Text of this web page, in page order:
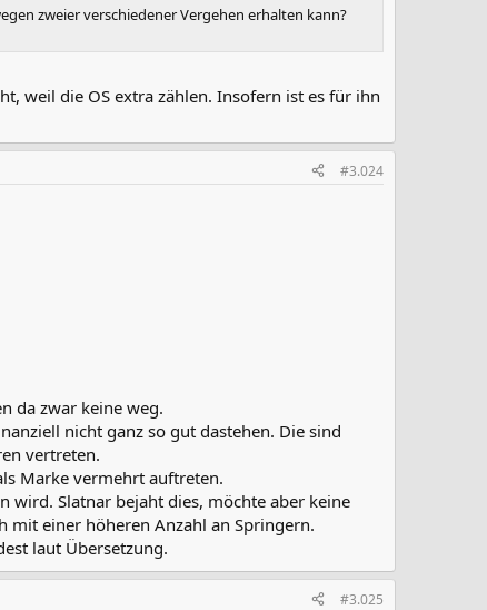
zweier verschiedener Vergehen erhalten kann?
weil die OS extra zählen. Insofern ist es für ihn
#3.024
da zwar keine weg.
nicht ganz so gut dastehen. Die sind
vertreten.
Marke vermehrt auftreten.
wird. Slatnar bejaht dies, möchte aber keine
mit einer höheren Anzahl an Springern.
laut Übersetzung.
#3.025